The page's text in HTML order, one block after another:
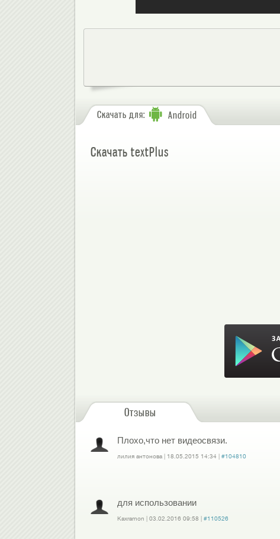
Скачать для: Android
Скачать textPlus
Отзывы
Плохо,что нет видеосвязи.
лилия антонова| 18.05.2015 14:34
#104810
для использовании
Kaxramon 03.02.2016 09:58
#110526